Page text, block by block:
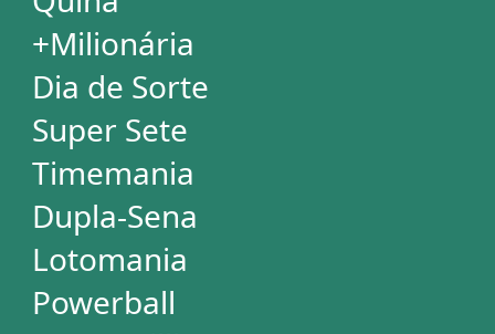
Dia de Sorte
Timemania
Dupla-Sena
Lotomania
Super Sete
PowerBall
Mega Millions
EuroMillions